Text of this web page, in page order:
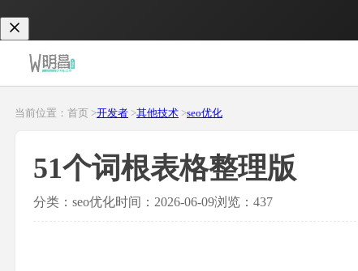
当前位置：首页 >开发者 >其他技术 >seo优化
51个词根表格整理版
分类：seo优化时间：2026-06-09浏览：437